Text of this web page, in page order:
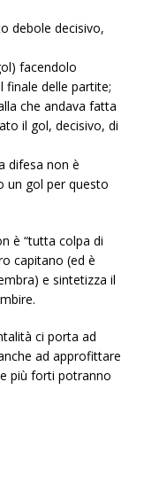
debole decisivo,
facendolo
finale delle partite;
che andava fatta
il gol, decisivo, di
difesa non è
un gol per questo
è “tutta colpa di
capitano (ed è
e sintetizza il
ci porta ad
ad approfittare
più forti potranno